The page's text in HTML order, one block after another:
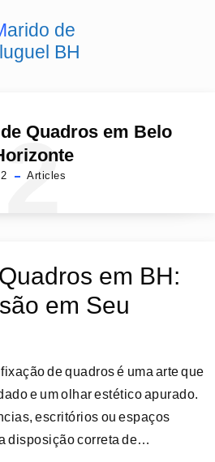
de
BH
Quadros em Belo
2 Articles
2
em BH:
em Seu
de quadros é uma arte que
e um olhar estético apurado.
escritórios ou espaços
disposição correta de…